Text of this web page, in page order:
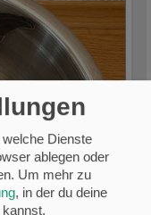
Dienste
ablegen oder
Um mehr zu
, in der du deine